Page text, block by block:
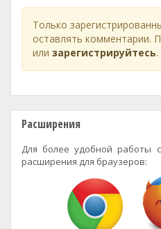
Только
оставлять комментарии.
или зарегистрируйтесь.
Расширения
Для более удобной работы
расширения для браузеров: